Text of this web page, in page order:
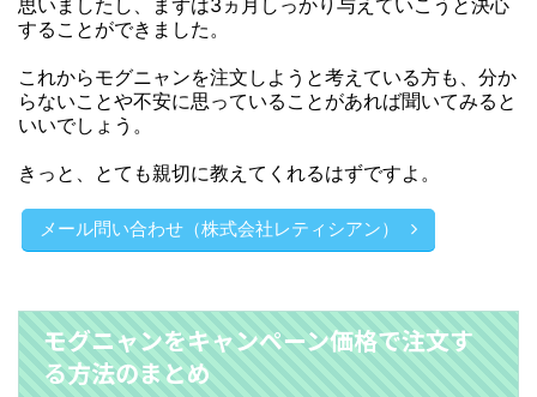
思いましたし、まずは3ヵ月しっかり与えていこうと決心
することができました。
これからモグニャンを注文しようと考えている方も、分か
らないことや不安に思っていることがあれば聞いてみると
いいでしょう。
きっと、とても親切に教えてくれるはずですよ。
メール問い合わせ（株式会社レティシアン）
モグニャンをキャンペーン価格で注文す
る方法のまとめ